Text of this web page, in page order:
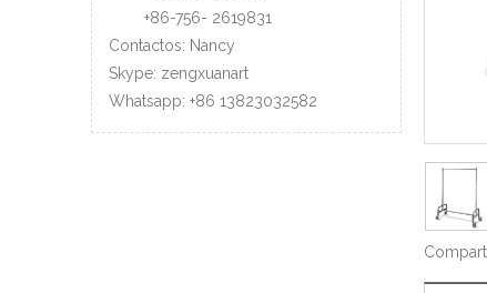
+86-756- 2619831
Contactos: Nancy
Skype: zengxuanart
Whatsapp: +86 13823032582